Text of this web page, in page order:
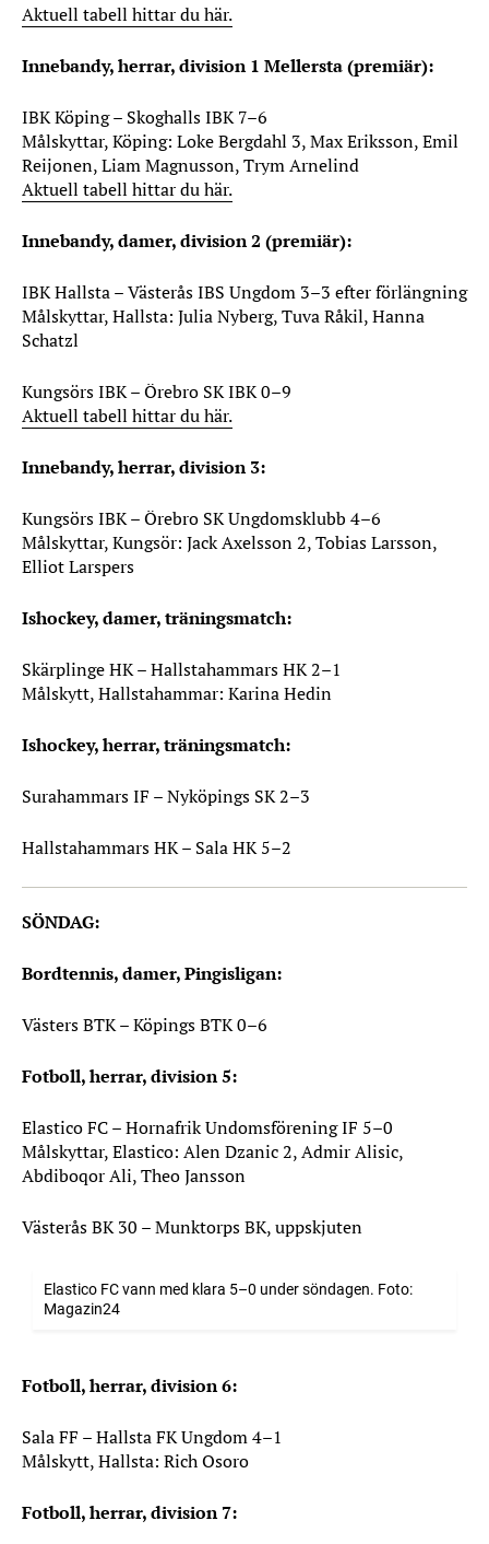
Aktuell tabell hittar du här.
Innebandy, herrar, division 1 Mellersta (premiär):
IBK Köping – Skoghalls IBK 7–6
Målskyttar, Köping: Loke Bergdahl 3, Max Eriksson, Emil
Reijonen, Liam Magnusson, Trym Arnelind
Aktuell tabell hittar du här.
Innebandy, damer, division 2 (premiär):
IBK Hallsta – Västerås IBS Ungdom 3–3 efter förlängning
Målskyttar, Hallsta: Julia Nyberg, Tuva Råkil, Hanna
Schatzl
Kungsörs IBK – Örebro SK IBK 0–9
Aktuell tabell hittar du här.
Innebandy, herrar, division 3:
Kungsörs IBK – Örebro SK Ungdomsklubb 4–6
Målskyttar, Kungsör: Jack Axelsson 2, Tobias Larsson,
Elliot Larspers
Ishockey, damer, träningsmatch:
Skärplinge HK – Hallstahammars HK 2–1
Målskytt, Hallstahammar: Karina Hedin
Ishockey, herrar, träningsmatch:
Surahammars IF – Nyköpings SK 2–3
Hallstahammars HK – Sala HK 5–2
SÖNDAG:
Bordtennis, damer, Pingisligan:
Västers BTK – Köpings BTK 0–6
Fotboll, herrar, division 5:
Elastico FC – Hornafrik Undomsförening IF 5–0
Målskyttar, Elastico: Alen Dzanic 2, Admir Alisic,
Abdiboqor Ali, Theo Jansson
Västerås BK 30 – Munktorps BK, uppskjuten
Elastico FC vann med klara 5–0 under söndagen. Foto:
Magazin24
Fotboll, herrar, division 6:
Sala FF – Hallsta FK Ungdom 4–1
Målskytt, Hallsta: Rich Osoro
Fotboll, herrar, division 7: